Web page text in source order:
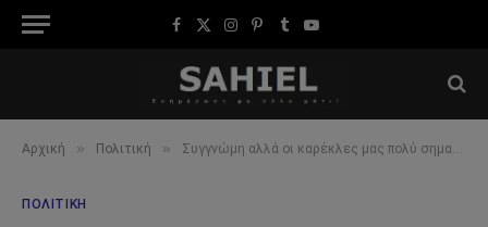
Facebook
X
Instagram
Pinterest
TumblrYouTube
Αρχική » Πολιτική » Συγγνώμη αλλά οι καρέκλες μας πολύ σημαντικές για να παραιτηθούμε!
ΠΟΛΙΤΙΚΉ